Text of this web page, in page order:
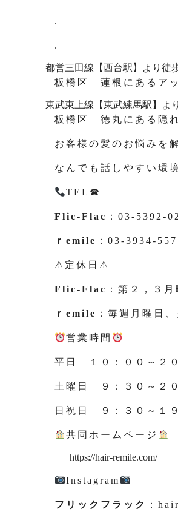
.
.
都営三田線【西台駅】より徒
板橋区 蓮根にあるア
東武東上線【東武練馬駅】よ
板橋区 徳丸にある
お客様の髪のお悩みを
なんでも話しやすい環
TEL☎
Flic-Flac ：03-5392-
ｒemile ：03-3934-
⚠定休日⚠
Flic-Flac ：第２，３
ｒemile ：毎週月曜日、
営業時間
平日 １０：００～２
土曜日 ９：３０～２
日祝日 ９：３０～１
共同ホームページ
https://hair-remile.com/
Instagram
フリックフラック ：